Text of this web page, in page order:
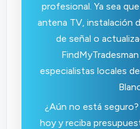
profesional. Ya sea
antena TV, instalación
de señal o
especialistas locales
¿Aún no está
hoy y reciba